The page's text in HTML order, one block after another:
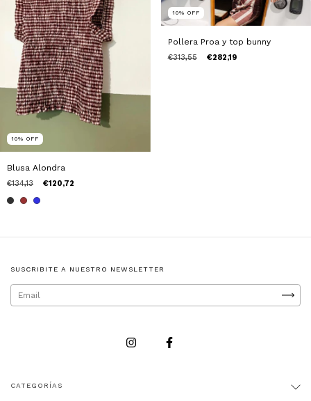
10% OFF
Blusa Alondra
€134,13 €120,72
10% OFF
Pollera Proa y top bunny
€313,55 €282,19
SUSCRIBITE A NUESTRO NEWSLETTER
CATEGORÍAS